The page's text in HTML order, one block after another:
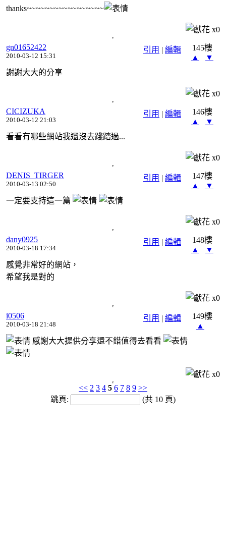
thanks~~~~~~~~~~~~~~~~~
x0
引用 | 編輯
gn01652422
2010-03-12 15:31
145樓
▲
▼
謝謝大大的分享
x0
引用 | 編輯
CICIZUKA
2010-03-12 21:03
146樓
▲
▼
看看有哪些網站我還沒去踐踏過...
x0
引用 | 編輯
DENIS_TIRGER
2010-03-13 02:50
147樓
▲
▼
一定要支持這一篇
x0
引用 | 編輯
dany0925
2010-03-18 17:34
148樓
▲
▼
感覺非常好的網站，
希望我是對的
x0
引用 | 編輯
i0506
2010-03-18 21:48
149樓
▲
感謝大大提供分享還不錯值得去看看
x0
<< 2 3 4 5 6 7 8 9 >>
跳頁:
(共 10 頁)